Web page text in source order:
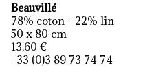
Beauvillé
78% coton - 22% lin
50 x 80 cm
13,60 €
+33 (0)3 89 73 74 74